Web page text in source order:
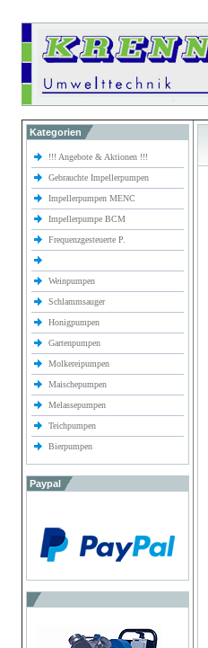
Kategorien
!!! Angebote & Aktionen !!!
Gebrauchte Impellerpumpen
Impellerpumpen MENC
Impellerpumpe BCM
Frequenzgesteuerte P.
Weinpumpen
Schlammsauger
Honigpumpen
Gartenpumpen
Molkereipumpen
Maischepumpen
Melassepumpen
Teichpumpen
Bierpumpen
Paypal